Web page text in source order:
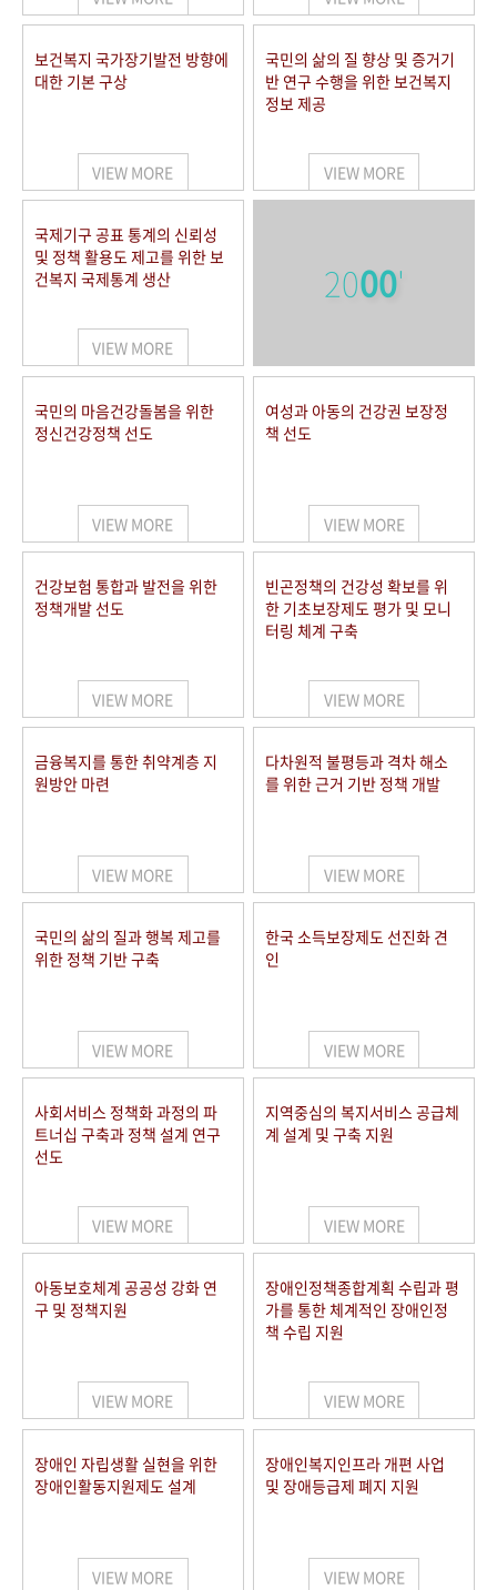
보건복지 국가장기발전 방향에
대한 기본 구상
VIEW MORE
국민의 삶의 질 향상 및 증거기
반 연구 수행을 위한 보건복지
정보 제공
VIEW MORE
국제기구 공표 통계의 신뢰성
및 정책 활용도 제고를 위한 보
건복지 국제통계 생산
VIEW MORE
2000'
국민의 마음건강돌봄을 위한
정신건강정책 선도
VIEW MORE
여성과 아동의 건강권 보장정
책 선도
VIEW MORE
건강보험 통합과 발전을 위한
정책개발 선도
VIEW MORE
빈곤정책의 건강성 확보를 위
한 기초보장제도 평가 및 모니
터링 체계 구축
VIEW MORE
금융복지를 통한 취약계층 지
원방안 마련
VIEW MORE
다차원적 불평등과 격차 해소
를 위한 근거 기반 정책 개발
VIEW MORE
국민의 삶의 질과 행복 제고를
위한 정책 기반 구축
VIEW MORE
한국 소득보장제도 선진화 견
인
VIEW MORE
사회서비스 정책화 과정의 파
트너십 구축과 정책 설계 연구
선도
VIEW MORE
지역중심의 복지서비스 공급체
계 설계 및 구축 지원
VIEW MORE
아동보호체계 공공성 강화 연
구 및 정책지원
VIEW MORE
장애인정책종합계획 수립과 평
가를 통한 체계적인 장애인정
책 수립 지원
VIEW MORE
장애인 자립생활 실현을 위한
장애인활동지원제도 설계
VIEW MORE
장애인복지인프라 개편 사업
및 장애등급제 폐지 지원
VIEW MORE